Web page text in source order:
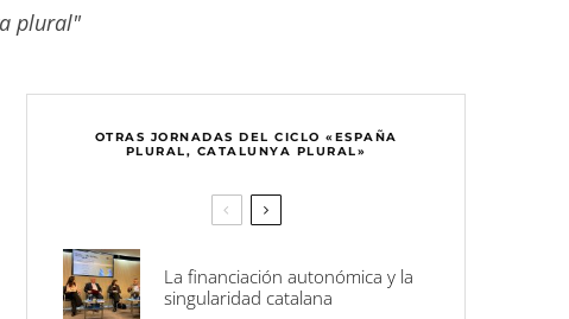
plural"
OTRAS JORNADAS DEL CICLO «ESPAÑA
PLURAL, CATALUNYA PLURAL»
La financiación autonómica y la
singularidad catalana